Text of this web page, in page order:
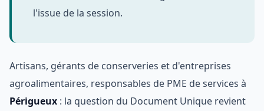
l'issue de la session.
Artisans, gérants de conserveries et d'entreprises
agroalimentaires, responsables de PME de services à
Périgueux : la question du Document Unique revient